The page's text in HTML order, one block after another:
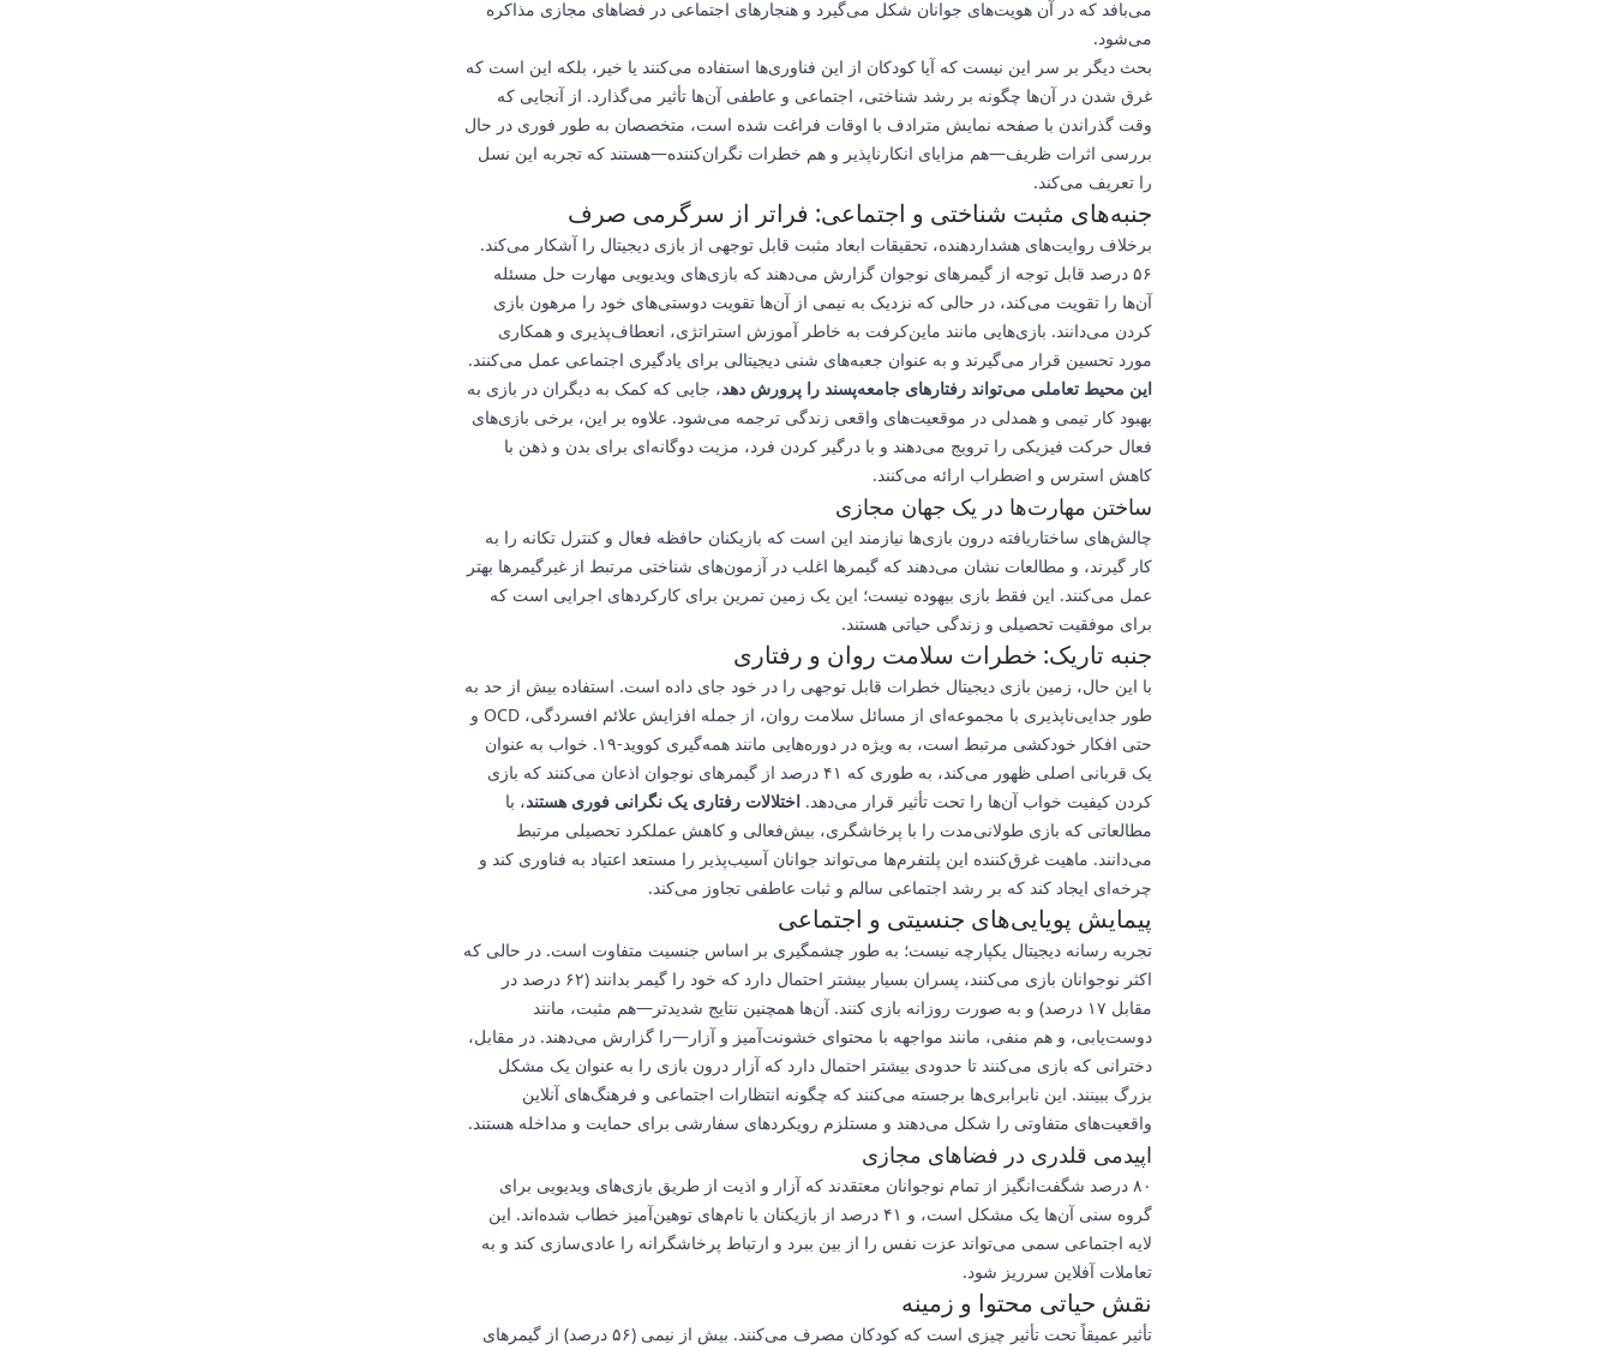
می‌بافد که در آن هویت‌های جوانان شکل می‌گیرد و هنجارهای اجتماعی در فضاهای مجازی مذاکره
می‌شود.
بحث دیگر بر سر این نیست که آیا کودکان از این فناوری‌ها استفاده می‌کنند یا خیر، بلکه این است که
غرق شدن در آن‌ها چگونه بر رشد شناختی، اجتماعی و عاطفی آن‌ها تأثیر می‌گذارد. از آنجایی که
وقت گذراندن با صفحه نمایش مترادف با اوقات فراغت شده است، متخصصان به طور فوری در حال
بررسی اثرات ظریف—هم مزایای انکارناپذیر و هم خطرات نگران‌کننده—هستند که تجربه این نسل
را تعریف می‌کند.
جنبه‌های مثبت شناختی و اجتماعی: فراتر از سرگرمی صرف
برخلاف روایت‌های هشداردهنده، تحقیقات ابعاد مثبت قابل توجهی از بازی دیجیتال را آشکار می‌کند.
۵۶ درصد قابل توجه از گیمرهای نوجوان گزارش می‌دهند که بازی‌های ویدیویی مهارت حل مسئله
آن‌ها را تقویت می‌کند، در حالی که نزدیک به نیمی از آن‌ها تقویت دوستی‌های خود را مرهون بازی
کردن می‌دانند. بازی‌هایی مانند ماین‌کرفت به خاطر آموزش استراتژی، انعطاف‌پذیری و همکاری
مورد تحسین قرار می‌گیرند و به عنوان جعبه‌های شنی دیجیتالی برای یادگیری اجتماعی عمل می‌کنند.
این محیط تعاملی می‌تواند رفتارهای جامعه‌پسند را پرورش دهد، جایی که کمک به دیگران در بازی به
بهبود کار تیمی و همدلی در موقعیت‌های واقعی زندگی ترجمه می‌شود. علاوه بر این، برخی بازی‌های
فعال حرکت فیزیکی را ترویج می‌دهند و با درگیر کردن فرد، مزیت دوگانه‌ای برای بدن و ذهن با
کاهش استرس و اضطراب ارائه می‌کنند.
ساختن مهارت‌ها در یک جهان مجازی
چالش‌های ساختاریافته درون بازی‌ها نیازمند این است که بازیکنان حافظه فعال و کنترل تکانه را به
کار گیرند، و مطالعات نشان می‌دهند که گیمرها اغلب در آزمون‌های شناختی مرتبط از غیرگیمرها بهتر
عمل می‌کنند. این فقط بازی بیهوده نیست؛ این یک زمین تمرین برای کارکردهای اجرایی است که
برای موفقیت تحصیلی و زندگی حیاتی هستند.
جنبه تاریک: خطرات سلامت روان و رفتاری
با این حال، زمین بازی دیجیتال خطرات قابل توجهی را در خود جای داده است. استفاده بیش از حد به
طور جدایی‌ناپذیری با مجموعه‌ای از مسائل سلامت روان، از جمله افزایش علائم افسردگی، OCD و
حتی افکار خودکشی مرتبط است، به ویژه در دوره‌هایی مانند همه‌گیری کووید-۱۹. خواب به عنوان
یک قربانی اصلی ظهور می‌کند، به طوری که ۴۱ درصد از گیمرهای نوجوان اذعان می‌کنند که بازی
کردن کیفیت خواب آن‌ها را تحت تأثیر قرار می‌دهد. اختلالات رفتاری یک نگرانی فوری هستند، با
مطالعاتی که بازی طولانی‌مدت را با پرخاشگری، بیش‌فعالی و کاهش عملکرد تحصیلی مرتبط
می‌دانند. ماهیت غرق‌کننده این پلتفرم‌ها می‌تواند جوانان آسیب‌پذیر را مستعد اعتیاد به فناوری کند و
چرخه‌ای ایجاد کند که بر رشد اجتماعی سالم و ثبات عاطفی تجاوز می‌کند.
پیمایش پویایی‌های جنسیتی و اجتماعی
تجربه رسانه دیجیتال یکپارچه نیست؛ به طور چشمگیری بر اساس جنسیت متفاوت است. در حالی که
اکثر نوجوانان بازی می‌کنند، پسران بسیار بیشتر احتمال دارد که خود را گیمر بدانند (۶۲ درصد در
مقابل ۱۷ درصد) و به صورت روزانه بازی کنند. آن‌ها همچنین نتایج شدیدتر—هم مثبت، مانند
دوست‌یابی، و هم منفی، مانند مواجهه با محتوای خشونت‌آمیز و آزار—را گزارش می‌دهند. در مقابل،
دخترانی که بازی می‌کنند تا حدودی بیشتر احتمال دارد که آزار درون بازی را به عنوان یک مشکل
بزرگ ببینند. این نابرابری‌ها برجسته می‌کنند که چگونه انتظارات اجتماعی و فرهنگ‌های آنلاین
واقعیت‌های متفاوتی را شکل می‌دهند و مستلزم رویکردهای سفارشی برای حمایت و مداخله هستند.
اپیدمی قلدری در فضاهای مجازی
۸۰ درصد شگفت‌انگیز از تمام نوجوانان معتقدند که آزار و اذیت از طریق بازی‌های ویدیویی برای
گروه سنی آن‌ها یک مشکل است، و ۴۱ درصد از بازیکنان با نام‌های توهین‌آمیز خطاب شده‌اند. این
لایه اجتماعی سمی می‌تواند عزت نفس را از بین ببرد و ارتباط پرخاشگرانه را عادی‌سازی کند و به
تعاملات آفلاین سرریز شود.
نقش حیاتی محتوا و زمینه
تأثیر عمیقاً تحت تأثیر چیزی است که کودکان مصرف می‌کنند. بیش از نیمی (۵۶ درصد) از گیمرهای